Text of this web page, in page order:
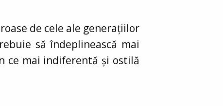
de cele ale generațiilor
să îndeplinească mai
ce mai indiferentă și ostilă